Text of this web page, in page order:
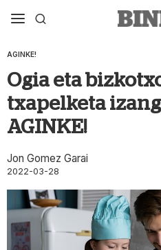
AGINKE!
Ogia eta
txapelketa
AGINKE!
Jon Gomez Garai
2022-03-28